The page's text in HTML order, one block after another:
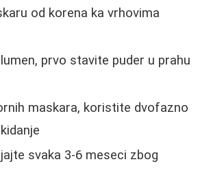
od korena ka vrhovima
prvo stavite puder u prahu
maskara, koristite dvofazno
svaka 3-6 meseci zbog